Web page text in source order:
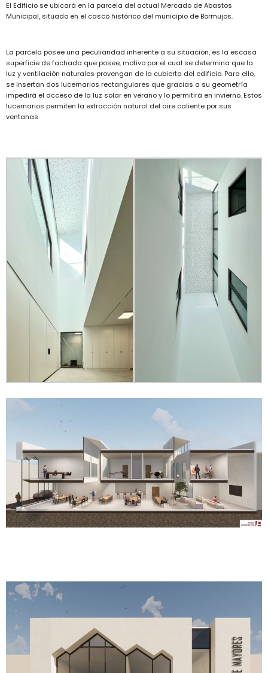
El Edificio se ubicará en la parcela del actual Mercado de Abastos
Municipal, situado en el casco histórico del municipio de Bormujos.
La parcela posee una peculiaridad inherente a su situación, es la escasa
superficie de fachada que posee, motivo por el cual se determina que la
luz y ventilación naturales provengan de la cubierta del edificio. Para ello,
se insertan dos lucernarios rectangulares que gracias a su geometría
impedirá el acceso de la luz solar en verano y lo permitirá en invierno. Estos
lucernarios permiten la extracción natural del aire caliente por sus
ventanas.